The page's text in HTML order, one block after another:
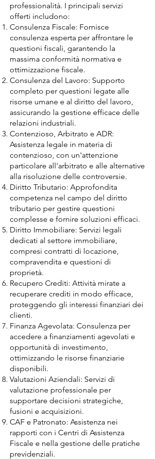
professionalità. I principali servizi
offerti includono:
Consulenza Fiscale: Fornisce
consulenza esperta per affrontare le
questioni fiscali, garantendo la
massima conformità normativa e
ottimizzazione fiscale.
Consulenza del Lavoro: Supporto
completo per questioni legate alle
risorse umane e al diritto del lavoro,
assicurando la gestione efficace delle
relazioni industriali.
Contenzioso, Arbitrato e ADR:
Assistenza legale in materia di
contenzioso, con un'attenzione
particolare all'arbitrato e alle alternative
alla risoluzione delle controversie.
Diritto Tributario: Approfondita
competenza nel campo del diritto
tributario per gestire questioni
complesse e fornire soluzioni efficaci.
Diritto Immobiliare: Servizi legali
dedicati al settore immobiliare,
compresi contratti di locazione,
compravendita e questioni di
proprietà.
Recupero Crediti: Attività mirate a
recuperare crediti in modo efficace,
proteggendo gli interessi finanziari dei
clienti.
Finanza Agevolata: Consulenza per
accedere a finanziamenti agevolati e
opportunità di investimento,
ottimizzando le risorse finanziarie
disponibili.
Valutazioni Aziendali: Servizi di
valutazione professionale per
supportare decisioni strategiche,
fusioni e acquisizioni.
CAF e Patronato: Assistenza nei
rapporti con i Centri di Assistenza
Fiscale e nella gestione delle pratiche
previdenziali.